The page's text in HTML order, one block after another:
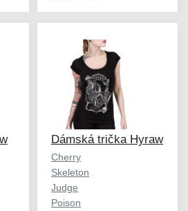
Dámská trička Hyraw
Cherry
Skeleton
Judge
Poison